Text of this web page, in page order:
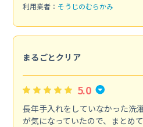
利用業者： そうじのむらかみ
まるごとクリア
5.0
長年手入れをしていなかった洗
が気になっていたので、まとめ